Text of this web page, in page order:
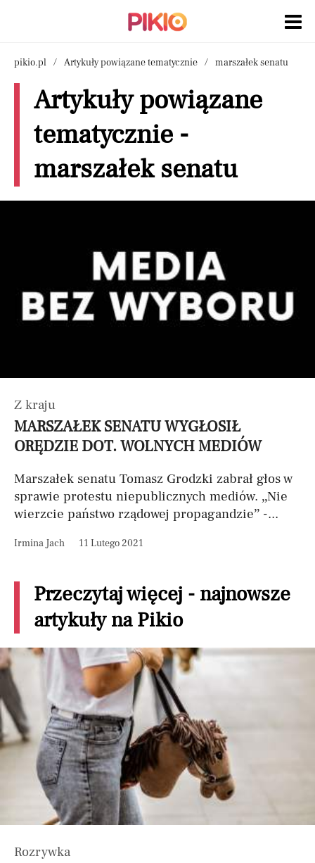
pikio.pl Artykuły powiązane tematycznie marszałek senatu
Artykuły powiązane
tematycznie -
marszałek senatu
Z kraju
MARSZAŁEK SENATU WYGŁOSIŁ
ORĘDZIE DOT. WOLNYCH MEDIÓW
Marszałek senatu Tomasz Grodzki zabrał głos w
sprawie protestu niepublicznych mediów. „Nie
wierzcie państwo rządowej propagandzie” -...
Irmina Jach 11 Lutego 2021
Przeczytaj więcej - najnowsze
artykuły na Pikio
Rozrywka